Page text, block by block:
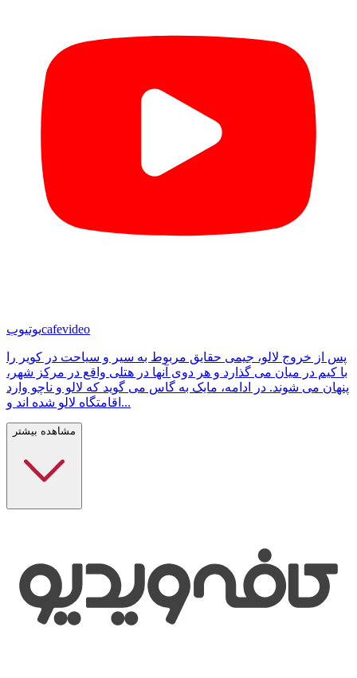
یوتیوبcafevideo
پس از خروج لالو، جیمی حقایق مربوط به سیر و سیاحت در کویر را
با کیم در میان می گذارد و هر دوی آنها در هتلی واقع در مرکز شهر،
پنهان می شوند. در ادامه، مایک به گاس می گوید که لالو و ناچو وارد
اقامتگاه لالو شده اند و...
مشاهده بیشتر